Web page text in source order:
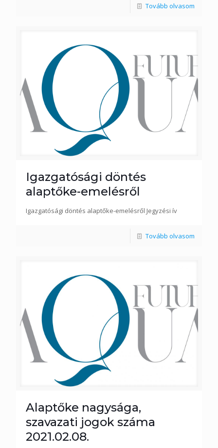
Tovább olvasom
Igazgatósági döntés
alaptőke-emelésről
Igazgatósági döntés alaptőke-emelésről Jegyzési ív
Tovább olvasom
Alaptőke nagysága,
szavazati jogok száma
2021.02.08.